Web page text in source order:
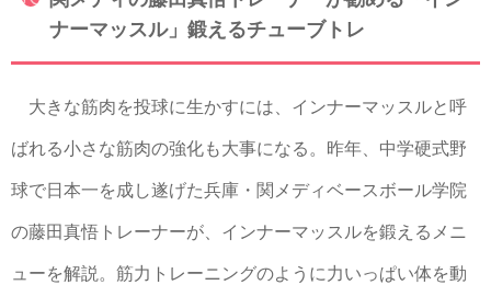
ナーマッスル」鍛えるチューブトレ
大きな筋肉を投球に生かすには、インナーマッスルと呼
ばれる小さな筋肉の強化も大事になる。昨年、中学硬式野
球で日本一を成し遂げた兵庫・関メディベースボール学院
の藤田真悟トレーナーが、インナーマッスルを鍛えるメニ
ューを解説。筋力トレーニングのように力いっぱい体を動